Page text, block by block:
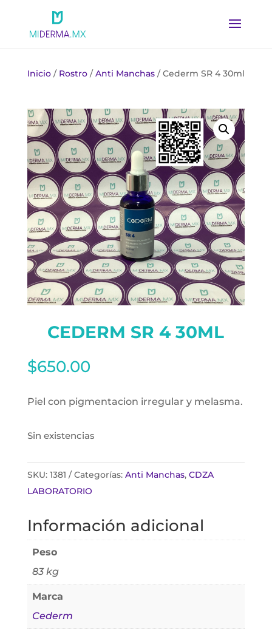
Inicio/ Rostro/Anti Manchas/ Cederm SR 4 30ml
CEDERM SR 4 30ML
$650.00
Piel con pigmentacion irregular y melasma.
Sin existencias
SKU: 1381 Categorías: Anti Manchas, CDZA
LABORATORIO
Información adicional
Peso
83 kg
Marca
Cederm